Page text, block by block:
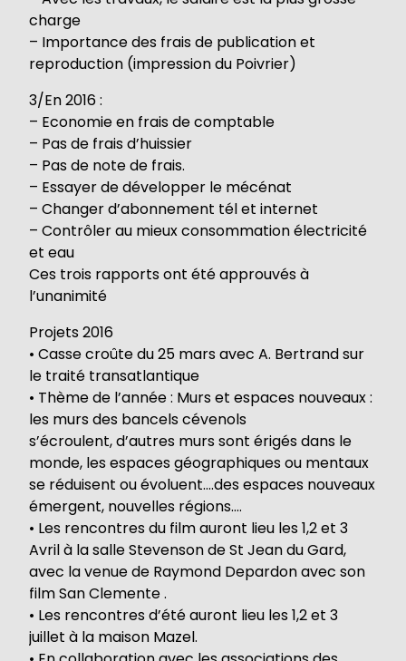
charge
– Importance des frais de publication et
reproduction (impression du Poivrier)
3/En 2016 :
– Economie en frais de comptable
– Pas de frais d’huissier
– Pas de note de frais.
– Essayer de développer le mécénat
– Changer d’abonnement tél et internet
– Contrôler au mieux consommation électricité
et eau
Ces trois rapports ont été approuvés à
l’unanimité
Projets 2016
• Casse croûte du 25 mars avec A. Bertrand sur
le traité transatlantique
• Thème de l’année : Murs et espaces nouveaux :
les murs des bancels cévenols
s’écroulent, d’autres murs sont érigés dans le
monde, les espaces géographiques ou mentaux
se réduisent ou évoluent….des espaces nouveaux
émergent, nouvelles régions….
• Les rencontres du film auront lieu les 1,2 et 3
Avril à la salle Stevenson de St Jean du Gard,
avec la venue de Raymond Depardon avec son
film San Clemente .
• Les rencontres d’été auront lieu les 1,2 et 3
juillet à la maison Mazel.